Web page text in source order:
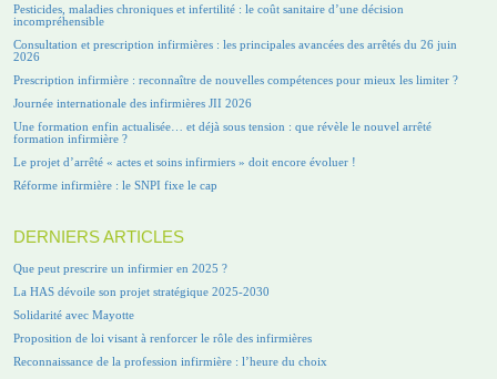
Pesticides, maladies chroniques et infertilité : le coût sanitaire d’une décision
incompréhensible
Consultation et prescription infirmières : les principales avancées des arrêtés du 26 juin
2026
Prescription infirmière : reconnaître de nouvelles compétences pour mieux les limiter ?
Journée internationale des infirmières JII 2026
Une formation enfin actualisée… et déjà sous tension : que révèle le nouvel arrêté
formation infirmière ?
Le projet d’arrêté « actes et soins infirmiers » doit encore évoluer !
Réforme infirmière : le SNPI fixe le cap
DERNIERS ARTICLES
Que peut prescrire un infirmier en 2025 ?
La HAS dévoile son projet stratégique 2025-2030
Solidarité avec Mayotte
Proposition de loi visant à renforcer le rôle des infirmières
Reconnaissance de la profession infirmière : l’heure du choix